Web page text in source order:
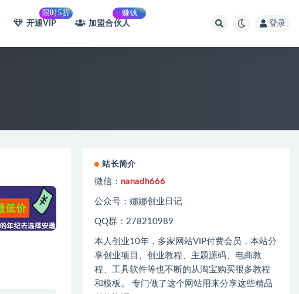
开通VIP
限时5折
加盟合伙人
赚钱
登录
站长简介
微信： nanadh666
公众号：娜娜创业日记
QQ群：278210989
本人创业10年，多家网站VIP付费会员，本站分
享创业项目、创业教程、主题源码、电商教
程、工具软件等也不断的从淘宝购买很多教程
和模板。 专门做了这个网站用来分享这些精品